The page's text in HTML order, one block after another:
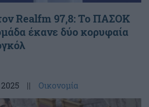
Realfm 97,8: Το ΠΑΣΟΚ
έκανε δύο κορυφαία
|| Οικονομία